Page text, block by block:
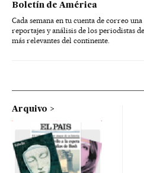
Boletín de América
Cada semana en tu cuenta de correo
reportajes y análisis de los periodistas
más relevantes del continente.
Arquivo